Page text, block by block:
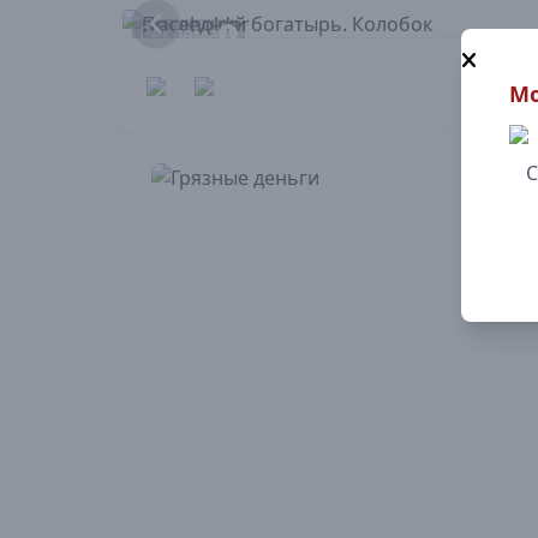
Реклама